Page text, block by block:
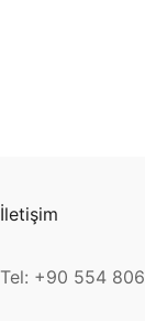
İletişim
Tel: +90 554